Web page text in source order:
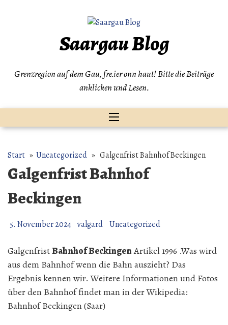
Saargau Blog
Grenzregion auf dem Gau, fre.ier onn haut! Bitte die Beiträge
anklicken und Lesen.
Start » Uncategorized » Galgenfrist Bahnhof Beckingen
Galgenfrist Bahnhof
Beckingen
5. November 2024 valgard Uncategorized
GalgenfristBahnhof BeckingenArtikel 1996 .Was wird
aus dem Bahnhof wenn die Bahn auszieht? Das
Ergebnis kennen wir. Weitere Informationen und Fotos
über den Bahnhof findet man in der Wikipedia:
Bahnhof Beckingen (Saar)